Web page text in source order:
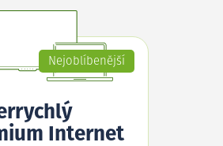
Nejoblíbenější
Internet